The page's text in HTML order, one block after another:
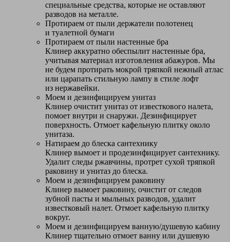
специальные средства, которые не оставляют
разводов на металле.
Протираем от пыли держатели полотенец
и туалетной бумаги
Протираем от пыли настенные бра
Клинер аккуратно обеспылит настенные бра,
учитывая материал изготовления абажуров. Мы
не будем протирать мокрой тряпкой нежный атлас
или царапать стильную лампу в стиле лофт
из нержавейки.
Моем и дезинфицируем унитаз
Клинер очистит унитаз от известкового налета,
помоет внутри и снаружи. Дезинфицирует
поверхность. Отмоет кафельную плитку около
унитаза.
Натираем до блеска сантехнику
Клинер вымоет и продезинфицирует сантехнику.
Удалит следы ржавчины, протрет сухой тряпкой
раковину и унитаз до блеска.
Моем и дезинфицируем раковину
Клинер вымоет раковину, очистит от следов
зубной пасты и мыльных разводов, удалит
известковый налет. Отмоет кафельную плитку
вокруг.
Моем и дезинфицируем ванную/душевую кабину
Клинер тщательно отмоет ванну или душевую